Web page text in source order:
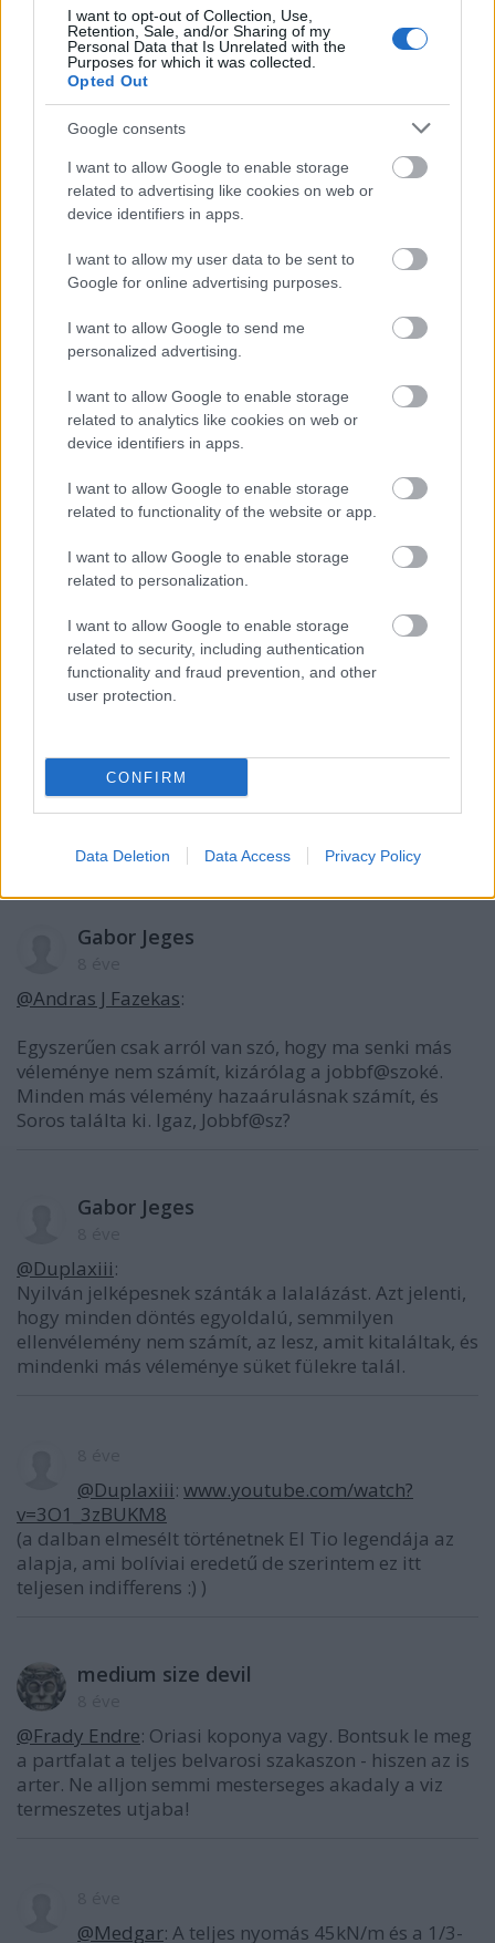
I want to opt-out of Collection, Use,
Retention, Sale, and/or Sharing of my
Personal Data that Is Unrelated with the
Purposes for which it was collected.
Opted Out
Google consents
I want to allow Google to enable storage
related to advertising like cookies on web or
device identifiers in apps.
I want to allow my user data to be sent to
Google for online advertising purposes.
I want to allow Google to send me
personalized advertising.
I want to allow Google to enable storage
related to analytics like cookies on web or
device identifiers in apps.
I want to allow Google to enable storage
related to functionality of the website or app.
I want to allow Google to enable storage
related to personalization.
I want to allow Google to enable storage
related to security, including authentication
functionality and fraud prevention, and other
user protection.
CONFIRM
Data Deletion Data Access Privacy Policy
sas70
8 éve
@Medgar: Bár lehet elbasztam a nagy
agyalásomban most, hogy végigolvastam.
axolotl77
8 éve
O.V. évértékelő beszéde (2008. febr. 13.):
"A népszavazás jogát és lehetőségét nem
vissza magunkat, ne ijedjünk meg a magasztosnak
tűnő szavaktól: az igazság úgy áll, hogy a
népszavazás az erőszakmentes népi mozgalmak
legfejlettebb formája, és ezt sikerült valóra
váltanunk Magyarországon."
Duplaxiii
Ok, ezt eddig is tudtuk.
Ezt nem találtam a cikkben.
: Hát igen. A teljes nyomás 3 t de ez a kis
erőkar miatt nem probléma. Két méter magasan
összadni.
Gabor Jeges
@Andras J Fazekas:
Egyszerűen csak arról van szó, hogy ma senki más
véleménye nem számít, kizárólag a jobbf@szoké.
Minden más vélemény hazaárulásnak számít, és
Soros találta ki. Igaz, Jobbf@sz?
Gabor Jeges
@Duplaxiii:
Nyilván jelképesnek szánták a lalalázást. Azt jelenti,
hogy minden döntés egyoldalú, semmilyen
ellenvélemény nem számít, az lesz, amit kitaláltak, és
mindenki más véleménye süket fülekre talál.
@Duplaxiii: www.youtube.com/watch?
v=3O1_3zBUKM8
(a dalban elmesélt történetnek El Tio legendája az
alapja, ami bolíviai eredetű de szerintem ez itt
teljesen indifferens :) )
medium size devil
@Frady Endre: Oriasi koponya vagy. Bontsuk le meg
a partfalat a teljes belvarosi szakaszon - hiszen az is
arter. Ne alljon semmi mesterseges akadaly a viz
termeszetes utjaba!
@Medgar: A teljes nyomás 45kN/m és a 1/3-